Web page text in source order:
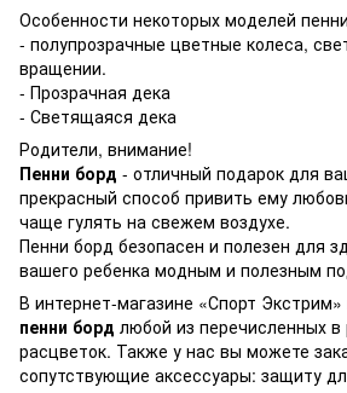
Особенности некоторых моделей
- полупрозрачные цветные колеса,
вращении.
- Прозрачная дека
- Светящаяся дека
Родители, внимание!
Пенни борд - отличный подарок для
прекрасный способ привить ему
чаще гулять на свежем воздухе.
Пенни борд безопасен и полезен для
вашего ребенка модным и полезным
В интернет-магазине «Спорт
пенни борд любой из перечисленных
расцветок. Также у нас вы можете
сопутствующие аксессуары: защиту